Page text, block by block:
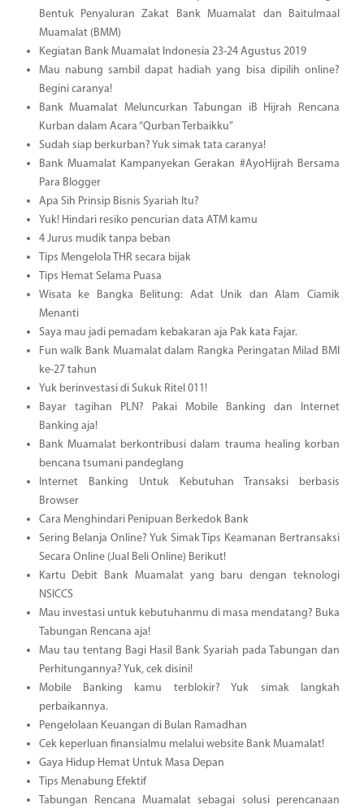
Bentuk Penyaluran Zakat Bank Muamalat dan Baitulmaal
Muamalat (BMM)
Kegiatan Bank Muamalat Indonesia 23-24 Agustus 2019
Mau nabung sambil dapat hadiah yang bisa dipilih online?
Begini caranya!
Bank Muamalat Meluncurkan Tabungan iB Hijrah Rencana
Kurban dalam Acara “Qurban Terbaikku”
Sudah siap berkurban? Yuk simak tata caranya!
Bank Muamalat Kampanyekan Gerakan #AyoHijrah Bersama
Para Blogger
Apa Sih Prinsip Bisnis Syariah Itu?
Yuk! Hindari resiko pencurian data ATM kamu
4 Jurus mudik tanpa beban
Tips Mengelola THR secara bijak
Tips Hemat Selama Puasa
Wisata ke Bangka Belitung: Adat Unik dan Alam Ciamik
Menanti
Saya mau jadi pemadam kebakaran aja Pak kata Fajar.
Fun walk Bank Muamalat dalam Rangka Peringatan Milad BMI
ke-27 tahun
Yuk berinvestasi di Sukuk Ritel 011!
Bayar tagihan PLN? Pakai Mobile Banking dan Internet
Banking aja!
Bank Muamalat berkontribusi dalam trauma healing korban
bencana tsumani pandeglang
Internet Banking Untuk Kebutuhan Transaksi berbasis
Browser
Cara Menghindari Penipuan Berkedok Bank
Sering Belanja Online? Yuk Simak Tips Keamanan Bertransaksi
Secara Online (Jual Beli Online) Berikut!
Kartu Debit Bank Muamalat yang baru dengan teknologi
NSICCS
Mau investasi untuk kebutuhanmu di masa mendatang? Buka
Tabungan Rencana aja!
Mau tau tentang Bagi Hasil Bank Syariah pada Tabungan dan
Perhitungannya? Yuk, cek disini!
Mobile Banking kamu terblokir? Yuk simak langkah
perbaikannya.
Pengelolaan Keuangan di Bulan Ramadhan
Cek keperluan finansialmu melalui website Bank Muamalat!
Gaya Hidup Hemat Untuk Masa Depan
Tips Menabung Efektif
Tabungan Rencana Muamalat sebagai solusi perencanaan